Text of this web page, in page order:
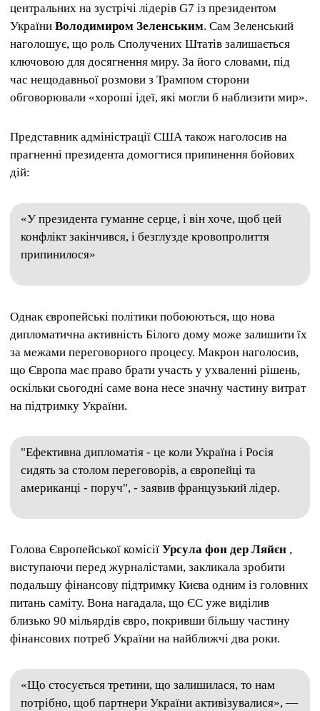
центральних на зустрічі лідерів G7 із президентом
України Володимиром Зеленським. Сам Зеленський
наголошує, що роль Сполучених Штатів залишається
ключовою для досягнення миру. За його словами, під
час нещодавньої розмови з Трампом сторони
обговорювали «хороші ідеї, які могли б наблизити мир».
Представник адміністрації США також наголосив на
прагненні президента домогтися припинення бойових
дій:
«У президента гуманне серце, і він хоче, щоб цей
конфлікт закінчився, і безглузде кровопролиття
припинилося»
Однак європейські політики побоюються, що нова
дипломатична активність Білого дому може залишити їх
за межами переговорного процесу. Макрон наголосив,
що Європа має право брати участь у ухваленні рішень,
оскільки сьогодні саме вона несе значну частину витрат
на підтримку України.
"Ефективна дипломатія - це коли Україна і Росія
сидять за столом переговорів, а європейці та
американці - поруч", - заявив французький лідер.
Голова Європейської комісії Урсула фон дер Ляйєн ,
виступаючи перед журналістами, закликала зробити
подальшу фінансову підтримку Києва одним із головних
питань саміту. Вона нагадала, що ЄС уже виділив
близько 90 мільярдів євро, покривши більшу частину
фінансових потреб України на найближчі два роки.
«Що стосується третини, що залишилася, то нам
потрібно, щоб партнери України активізувалися», —